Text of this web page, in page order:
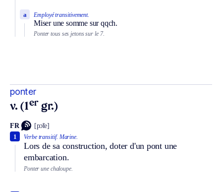
Employé transitivement.
Miser une somme sur qqch.
a
Ponter tous ses jetons sur le 7.
ponter
v. (1er gr.)
FR [pɔ̃te]
Verbe transitif. Marine.
Lors de sa construction, doter d'un pont une
embarcation.
1
Ponter une chaloupe.